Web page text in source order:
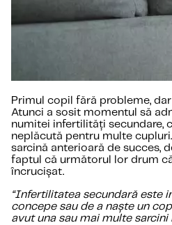
Primul copil fără probleme,
Atunci a sosit momentul să
numitei infertilități secundare,
neplăcută pentru multe
sarcină anterioară de succes,
faptul că următorul lor drum
încrucișat.
“Infertilitatea secundară este
concepe sau de a naște un
avut una sau mai multe sarcini